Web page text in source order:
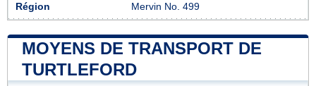
Région Mervin No. 499
MOYENS DE TRANSPORT DE
TURTLEFORD